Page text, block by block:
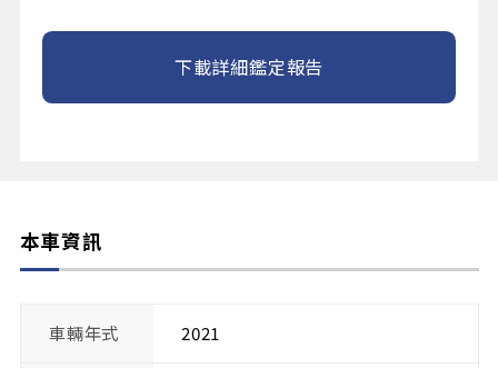
下載詳細鑑定報告
本車資訊
車輛年式 2021